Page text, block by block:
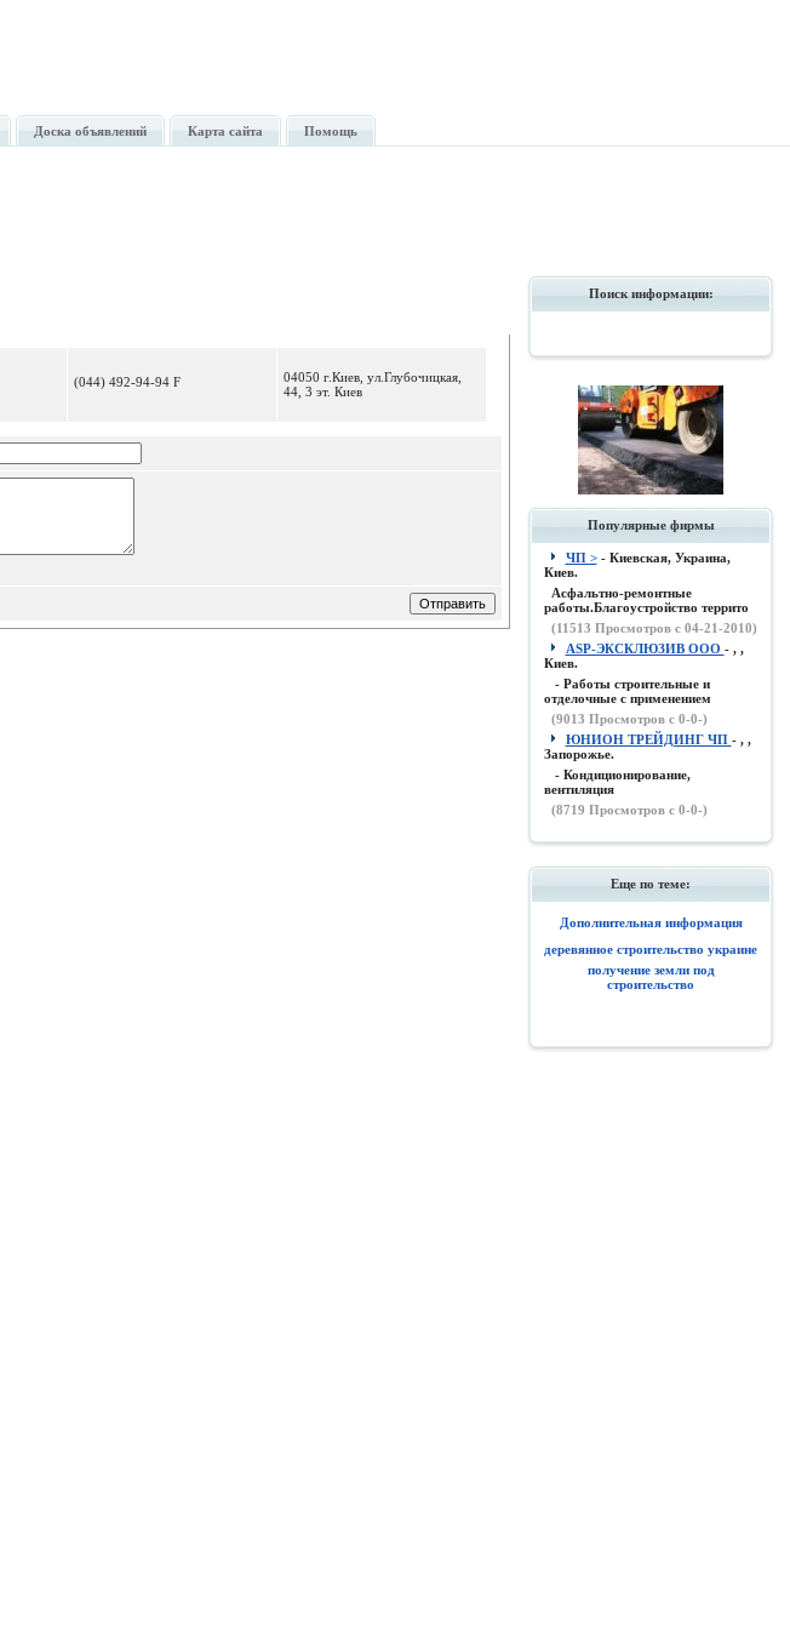
Доска объявлений Карта сайта Помощь
(044) 492-94-94 F
04050 г.Киев, ул.Глубочицкая,
44, 3 эт. Киев
Поиск информации:
Популярные фирмы
ЧП >- Киевская, Украина,
Киев.
Асфальтно-ремонтные
работы.Благоустройство террито
(11513 Просмотров с 04-21-2010)
ASP-ЭКСКЛЮЗИВ ООО - , ,
Киев.
- Работы строительные и
отделочные с применением
(9013 Просмотров с 0-0-)
ЮНИОН ТРЕЙДИНГ ЧП - , ,
Запорожье.
- Кондиционирование,
вентиляция
(8719 Просмотров с 0-0-)
Еще по теме:
Дополнительная информация
деревянное строительство украине
получение земли под
строительство